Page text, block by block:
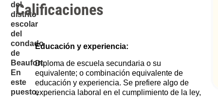
del
distrito
escolar
del
condado
de
Beaufort.
En
este
puesto,
Calificaciones
Educación y experiencia:
Diploma de escuela secundaria o su
equivalente; o combinación equivalente de
educación y experiencia. Se prefiere algo de
experiencia laboral en el cumplimiento de la ley,